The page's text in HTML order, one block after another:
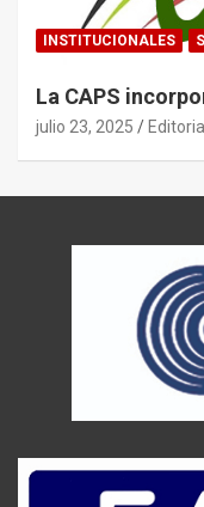
INSTITUCIONALES
La CAPS
julio 23, 2025